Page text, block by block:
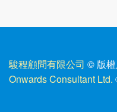
駿程顧問有限公司 © 版
Onwards Consultant Ltd.